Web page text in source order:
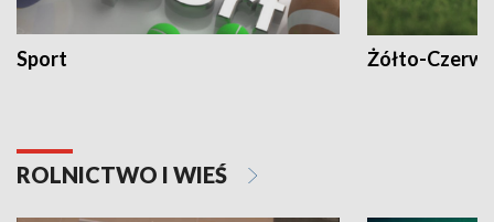
Sport Żółto-
ROLNICTWO I WIEŚ